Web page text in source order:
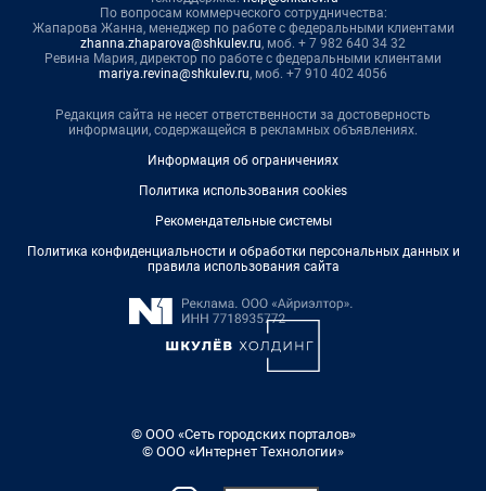
По вопросам коммерческого сотрудничества:
Жапарова Жанна, менеджер по работе с федеральными клиентами
zhanna.zhaparova@shkulev.ru, моб. + 7 982 640 34 32
Ревина Мария, директор по работе с федеральными клиентами
mariya.revina@shkulev.ru, моб. +7 910 402 4056
Редакция сайта не несет ответственности за достоверность
информации, содержащейся в рекламных объявлениях.
Информация об ограничениях
Политика использования cookies
Рекомендательные системы
Политика конфиденциальности и обработки персональных данных и
правила использования сайта
© ООО «Сеть городских порталов»
© ООО «Интернет Технологии»